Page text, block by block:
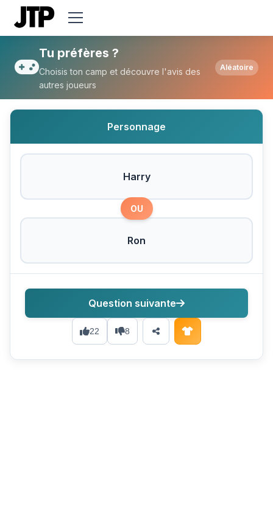
Tu préfères Harry ou Ron ?
Tu préfères ?
Choisis ton camp et découvre l'avis des
autres joueurs
Aléatoire
Personnage
Harry
OU
Ron
22 8
Question suivante